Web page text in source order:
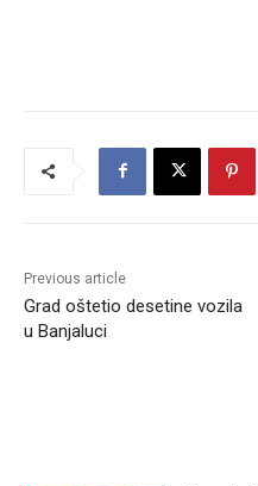
Previous article
Grad oštetio desetine vozila
u Banjaluci